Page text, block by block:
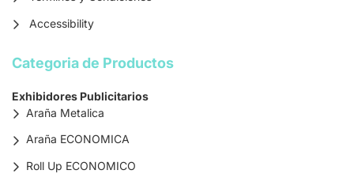
Accessibility
Categoria de Productos
Exhibidores Publicitarios
Araña Metalica
Araña ECONOMICA
Roll Up ECONOMICO